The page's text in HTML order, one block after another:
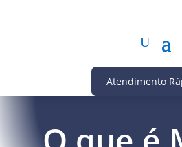
Atendimento